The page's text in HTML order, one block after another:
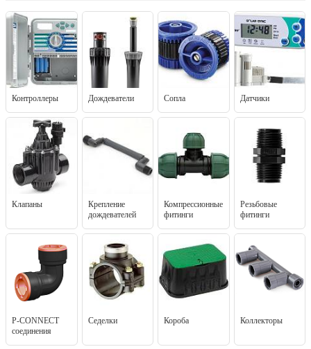
Контроллеры Дождеватели Сопла Датчики
Клапаны
Крепление
дождевателей
Компрессионные
фитинги
Резьбовые
фитинги
P-CONNECT
соединения
Седелки Короба Коллекторы